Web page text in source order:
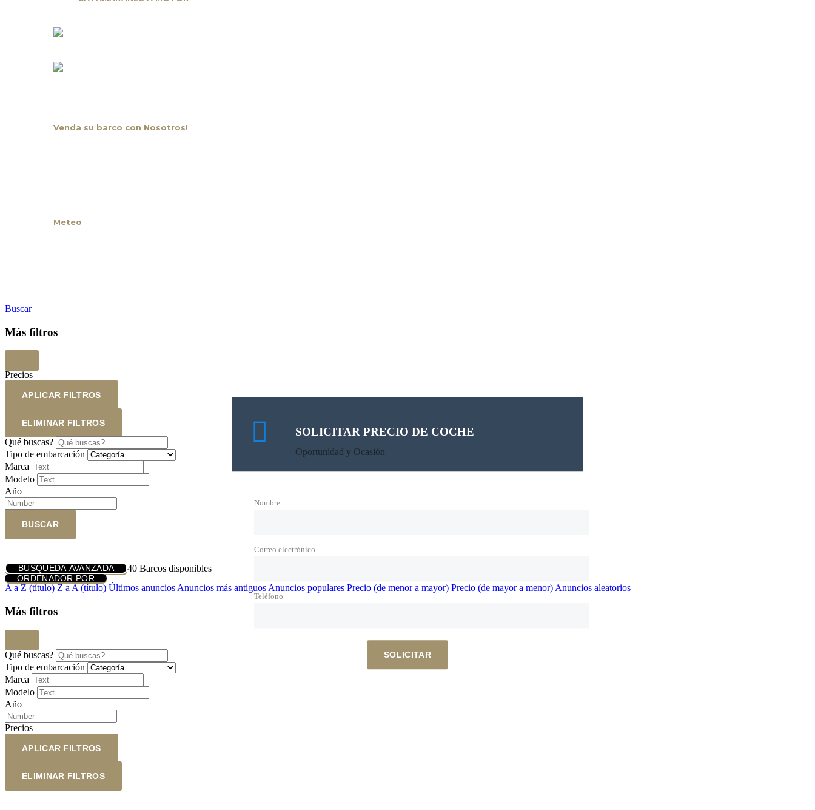
Venda su barco con Nosotros!
Meteo
Buscar
Más filtros
Precios
APLICAR FILTROS
ELIMINAR FILTROS
Qué buscas?
Tipo de embarcación
Marca
Modelo
Año
BUSCAR
BÚSQUEDA AVANZADA 40 Barcos disponibles
ORDENADOR POR
A a Z (título) Z a A (título) Últimos anunciosAnuncios más antiguosAnuncios populares Precio (de menor a mayor) Precio (de mayor a menor)Anuncios aleatorios
Más filtros
Qué buscas?
Tipo de embarcación
Marca
Modelo
Año
Precios
APLICAR FILTROS
ELIMINAR FILTROS
SOLICITAR PRECIO DE COCHE
Oportunidad y Ocasión
Nombre
Correo electrónico
Teléfono
SOLICITAR